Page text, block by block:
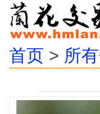
首页 > 所